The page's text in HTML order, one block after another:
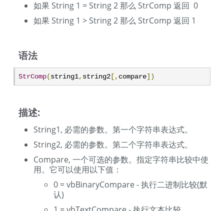
如果 String 1 = String 2 那么 StrComp 返回 0
如果 String 1 > String 2 那么 StrComp 返回 1
语法
StrComp(string1, string2 [, compare])
描述:
String1, 必需的参数。第一个字符串表达式。
String2, 必需的参数。第二个字符串表达式。
Compare, 一个可选的参数。指定字符串比较中使
用。它可以使用以下值：
0 = vbBinaryCompare - 执行二进制比较(默
认)